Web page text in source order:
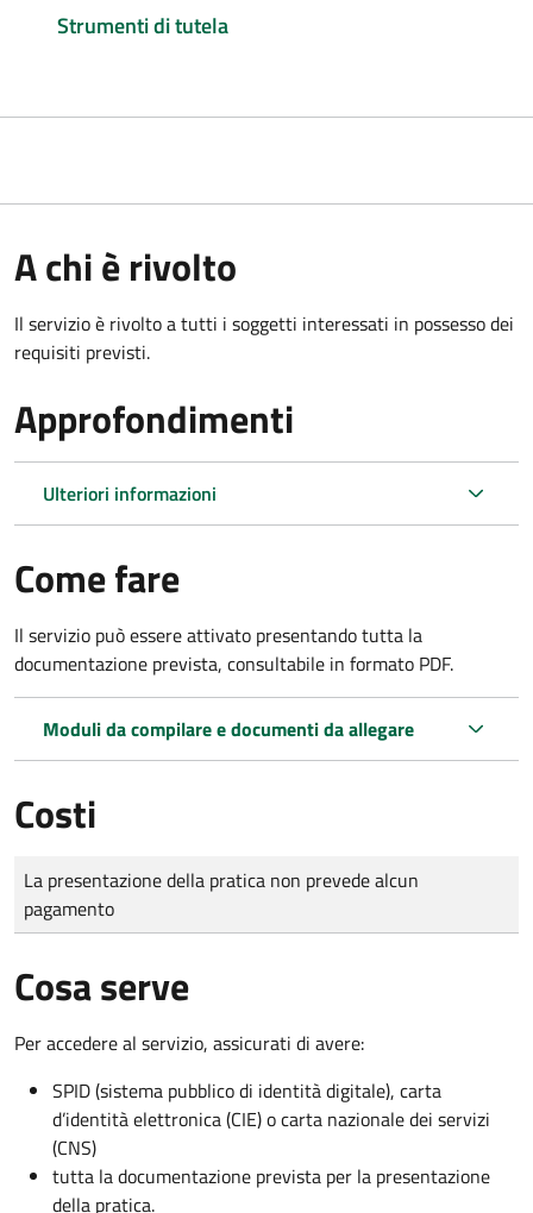
Strumenti di tutela
A chi è rivolto
Il servizio è rivolto a tutti i soggetti interessati in possesso dei
requisiti previsti.
Approfondimenti
Ulteriori informazioni
Come fare
Il servizio può essere attivato presentando tutta la
documentazione prevista, consultabile in formato PDF.
Moduli da compilare e documenti da allegare
Costi
Tipo di pagamento
Importo
La presentazione della pratica non prevede alcun
pagamento
Cosa serve
Per accedere al servizio, assicurati di avere:
SPID (sistema pubblico di identità digitale), carta
d’identità elettronica (CIE) o carta nazionale dei servizi
(CNS)
tutta la documentazione prevista per la presentazione
della pratica.